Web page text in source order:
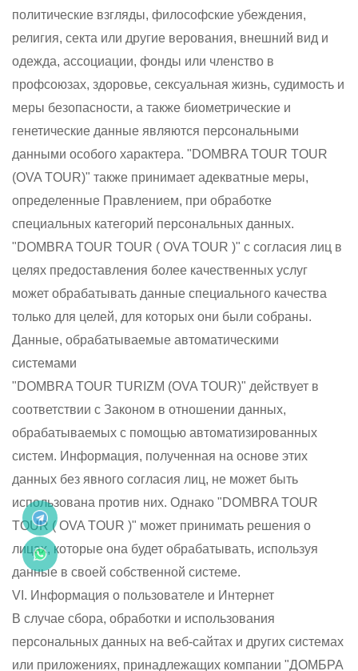
политические взгляды, философские убеждения,
религия, секта или другие верования, внешний вид и
одежда, ассоциации, фонды или членство в
профсоюзах, здоровье, сексуальная жизнь, судимость и
меры безопасности, а также биометрические и
генетические данные являются персональными
данными особого характера. "DOMBRA TOUR TOUR
(OVA TOUR)" также принимает адекватные меры,
определенные Правлением, при обработке
специальных категорий персональных данных.
"DOMBRA TOUR TOUR ( OVA TOUR )" с согласия лиц в
целях предоставления более качественных услуг
может обрабатывать данные специального качества
только для целей, для которых они были собраны.
Данные, обрабатываемые автоматическими
системами
"DOMBRA TOUR TURIZM (OVA TOUR)" действует в
соответствии с Законом в отношении данных,
обрабатываемых с помощью автоматизированных
систем. Информация, полученная на основе этих
данных без явного согласия лиц, не может быть
использована против них. Однако "DOMBRA TOUR
TOUR ( OVA TOUR )" может принимать решения о
лицах, которые она будет обрабатывать, используя
данные в своей собственной системе.
VI. Информация о пользователе и Интернет
В случае сбора, обработки и использования
персональных данных на веб-сайтах и других системах
или приложениях, принадлежащих компании "ДОМБРА